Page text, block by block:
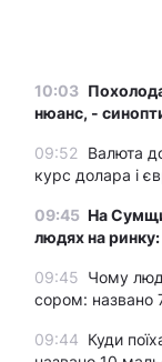
10:03
нюанс, -
09:52
Валюта
курс долара і
09:45 На
людях на
09:45 Чому
сором: названо
09:44 Куди